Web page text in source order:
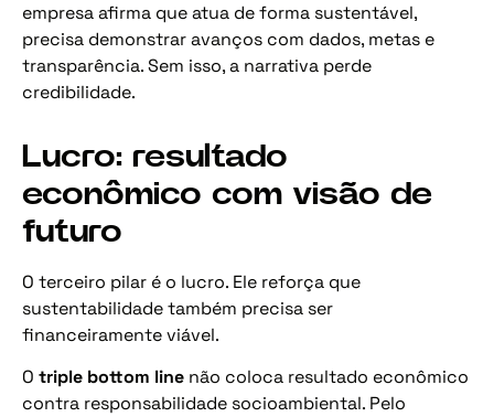
empresa afirma que atua de forma sustentável,
precisa demonstrar avanços com dados, metas e
transparência. Sem isso, a narrativa perde
credibilidade.
Lucro: resultado
econômico com visão de
futuro
O terceiro pilar é o lucro. Ele reforça que
sustentabilidade também precisa ser
financeiramente viável.
O triple bottom line não coloca resultado econômico
contra responsabilidade socioambiental. Pelo